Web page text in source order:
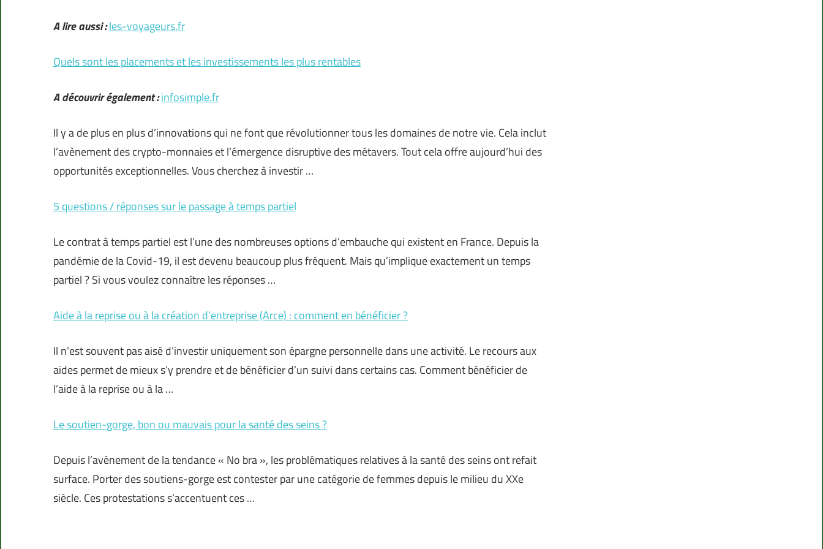
A lire aussi :les-voyageurs.fr
Quels sont les placements et les investissements les plus rentables
A découvrir également :infosimple.fr
Il y a de plus en plus d’innovations qui ne font que révolutionner tous les domaines de notre vie. Cela inclut
l’avènement des crypto-monnaies et l’émergence disruptive des métavers. Tout cela offre aujourd’hui des
opportunités exceptionnelles. Vous cherchez à investir …
5 questions / réponses sur le passage à temps partiel
Le contrat à temps partiel est l’une des nombreuses options d’embauche qui existent en France. Depuis la
pandémie de la Covid-19, il est devenu beaucoup plus fréquent. Mais qu’implique exactement un temps
partiel ? Si vous voulez connaître les réponses …
Aide à la reprise ou à la création d’entreprise (Arce) : comment en bénéficier ?
Il n’est souvent pas aisé d’investir uniquement son épargne personnelle dans une activité. Le recours aux
aides permet de mieux s’y prendre et de bénéficier d’un suivi dans certains cas. Comment bénéficier de
l’aide à la reprise ou à la …
Le soutien-gorge, bon ou mauvais pour la santé des seins ?
Depuis l’avènement de la tendance « No bra », les problématiques relatives à la santé des seins ont refait
surface. Porter des soutiens-gorge est contester par une catégorie de femmes depuis le milieu du XXe
siècle. Ces protestations s’accentuent ces …